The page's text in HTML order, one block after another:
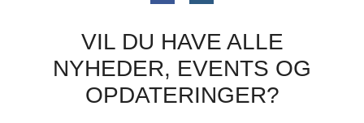
VIL DU HAVE ALLE
NYHEDER, EVENTS OG
OPDATERINGER?